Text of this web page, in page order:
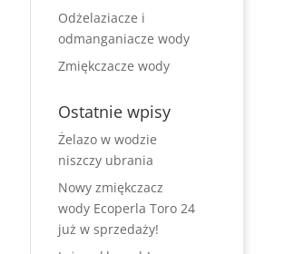
Odżelaziacze i
odmanganiacze wody
Zmiękczacze wody
Ostatnie wpisy
Żelazo w wodzie
niszczy ubrania
Nowy zmiękczacz
wody Ecoperla Toro 24
już w sprzedaży!